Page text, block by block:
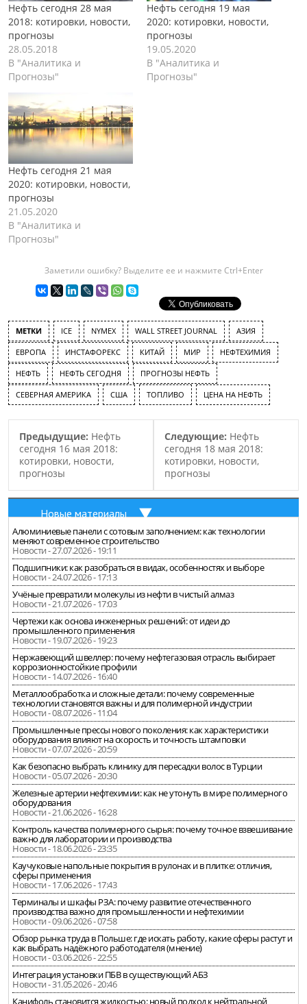
Нефть сегодня 28 мая
2018: котировки, новости,
прогнозы
28.05.2018
В "Аналитика и
Прогнозы"
Нефть сегодня 19 мая
2020: котировки, новости,
прогнозы
19.05.2020
В "Аналитика и
Прогнозы"
Нефть сегодня 21 мая
2020: котировки, новости,
прогнозы
21.05.2020
В "Аналитика и
Прогнозы"
Заметили ошибку? Выделите ее и нажмите Ctrl+Enter
МЕТКИ ICE NYMEX WALL STREET JOURNAL АЗИЯ
ЕВРОПА ИНСТАФОРЕКС КИТАЙ МИР НЕФТЕХИМИЯ
НЕФТЬ НЕФТЬ СЕГОДНЯ ПРОГНОЗЫ НЕФТЬ
СЕВЕРНАЯ АМЕРИКА США ТОПЛИВО ЦЕНА НА НЕФТЬ
Предыдущие: Нефть
сегодня 16 мая 2018:
котировки, новости,
прогнозы
Следующие: Нефть
сегодня 18 мая 2018:
котировки, новости,
прогнозы
Новые материалы
Алюминиевые панели с сотовым заполнением: как технологии
меняют современное строительство
Новости - 27.07.2026 - 19:11
Подшипники: как разобраться в видах, особенностях и выборе
Новости - 24.07.2026 - 17:13
Учёные превратили молекулы из нефти в чистый алмаз
Новости - 21.07.2026 - 17:03
Чертежи как основа инженерных решений: от идеи до
промышленного применения
Новости - 19.07.2026 - 19:23
Нержавеющий швеллер: почему нефтегазовая отрасль выбирает
коррозионностойкие профили
Новости - 14.07.2026 - 16:40
Металлообработка и сложные детали: почему современные
технологии становятся важны и для полимерной индустрии
Новости - 08.07.2026 - 11:04
Промышленные прессы нового поколения: как характеристики
оборудования влияют на скорость и точность штамповки
Новости - 07.07.2026 - 20:59
Как безопасно выбрать клинику для пересадки волос в Турции
Новости - 05.07.2026 - 20:30
Железные артерии нефтехимии: как не утонуть в мире полимерного
оборудования
Новости - 21.06.2026 - 16:28
Контроль качества полимерного сырья: почему точное взвешивание
важно для лаборатории и производства
Новости - 18.06.2026 - 23:35
Каучуковые напольные покрытия в рулонах и в плитке: отличия,
сферы применения
Новости - 17.06.2026 - 17:43
Терминалы и шкафы РЗА: почему развитие отечественного
производства важно для промышленности и нефтехимии
Новости - 09.06.2026 - 07:58
Обзор рынка труда в Польше: где искать работу, какие сферы растут и
как выбрать надёжного работодателя (мнение)
Новости - 03.06.2026 - 22:55
Интеграция установки ПБВ в существующий АБЗ
Новости - 31.05.2026 - 20:46
Канифоль становится жидкостью: новый подход к нейтральной